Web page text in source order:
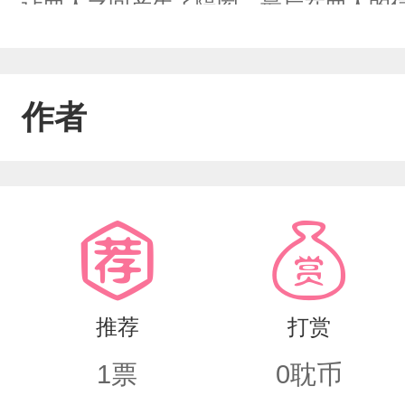
让两人之间产生了隔阂，最后在两人的
作者
推荐
1票
打赏
0耽币